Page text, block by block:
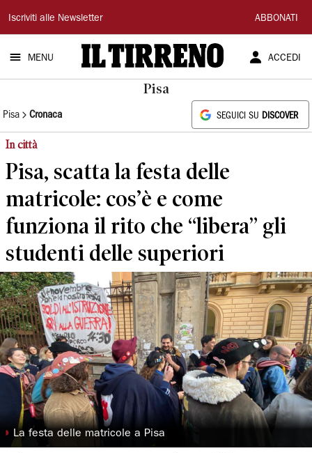
Il
Tirreno
Iscriviti alle Newsletter ABBONATI
MENU ACCEDI
Pisa
Pisa Cronaca SEGUICI SU DISCOVER
In città
Pisa, scatta la festa delle
matricole: cos’è e come
funziona il rito che “libera” gli
studenti delle superiori
◗ La festa delle matricole a Pisa